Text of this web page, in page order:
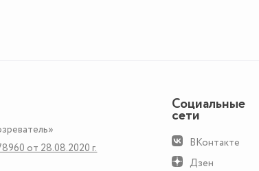
от 28.08.2020 г.
Социальные
сети
ВКонтакте
Дзен